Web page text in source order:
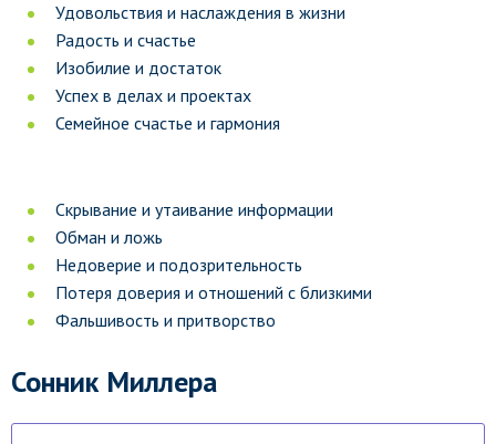
Удовольствия и наслаждения в жизни
Радость и счастье
Изобилие и достаток
Успех в делах и проектах
Семейное счастье и гармония
Скрывание и утаивание информации
Обман и ложь
Недоверие и подозрительность
Потеря доверия и отношений с близкими
Фальшивость и притворство
Сонник Миллера